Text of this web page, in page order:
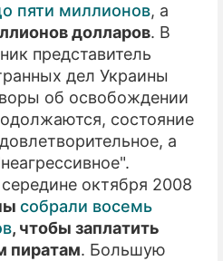
пяти миллионов, а
долларов. В
представитель
дел Украины
об освобождении
состояние
а
октября 2008
собрали восемь
, чтобы заплатить
пиратам. Большую